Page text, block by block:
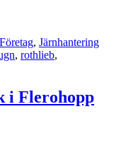
Företag, Järnhantering
, rothlieb,
i Flerohopp